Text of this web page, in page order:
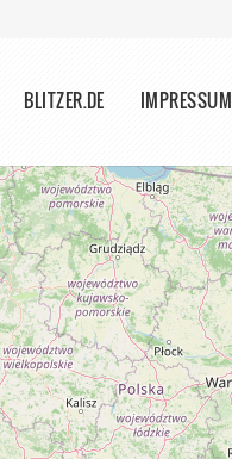
BLITZER.DE IMPRESSUM